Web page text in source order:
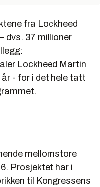
fra Lockheed
dvs. 37 millioner
Lockheed Martin
år - for i det hele tatt
mellomstore
Prosjektet har i
til Kongressens